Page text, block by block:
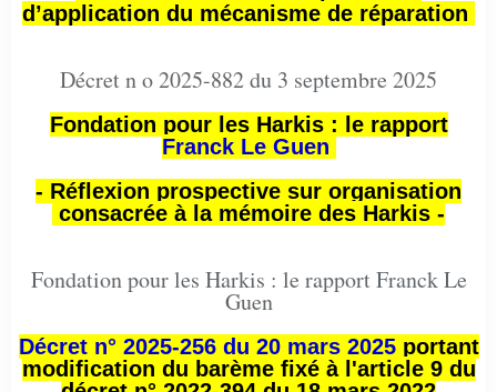
d’application du mécanisme de réparation
Décret n o 2025-882 du 3 septembre 2025
Fondation pour les Harkis : le rapport
Franck Le Guen
- Réflexion prospective sur organisation
consacrée à la mémoire des Harkis -
Fondation pour les Harkis : le rapport Franck Le
Guen
Décret n° 2025-256 du 20 mars 2025portant
modification du barème fixé à l'article 9 du